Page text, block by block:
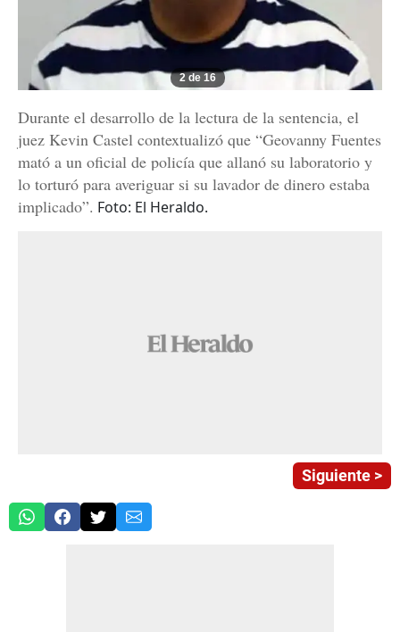
2 de 16
Durante el desarrollo de la lectura de la sentencia, el
juez Kevin Castel contextualizó que “Geovanny Fuentes
mató a un oficial de policía que allanó su laboratorio y
lo torturó para averiguar si su lavador de dinero estaba
implicado”. Foto: El Heraldo.
Siguiente >